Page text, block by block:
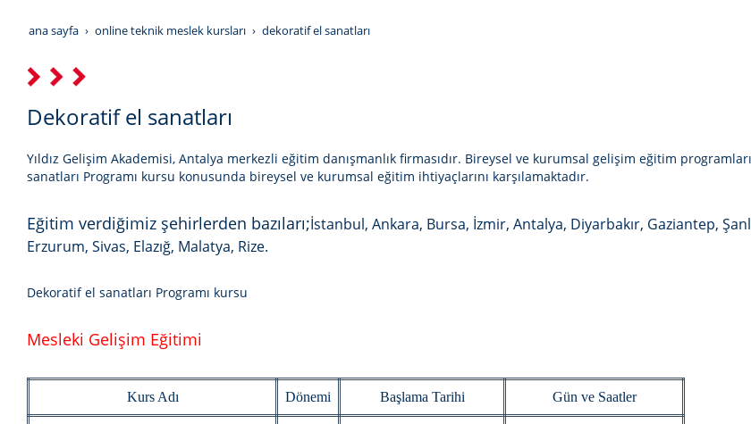
ana sayfa online teknik meslek kursları dekoratif el sanatları
Dekoratif el sanatları
Yıldız Gelişim Akademisi, Antalya merkezli eğitim danışmanlık firmasıdır. Bireysel ve kurumsal gelişim eğitim
sanatları Programı kursu konusunda bireysel ve kurumsal eğitim ihtiyaçlarını karşılamaktadır.
Eğitim verdiğimiz şehirlerden bazıları;İstanbul, Ankara, Bursa, İzmir, Antalya, Diyarbakır, Gaziantep,
Erzurum, Sivas, Elazığ, Malatya, Rize.
Dekoratif el sanatları Programı kursu
Mesleki Gelişim Eğitimi
Kurs Adı Dönemi Başlama Tarihi Gün ve Saatler